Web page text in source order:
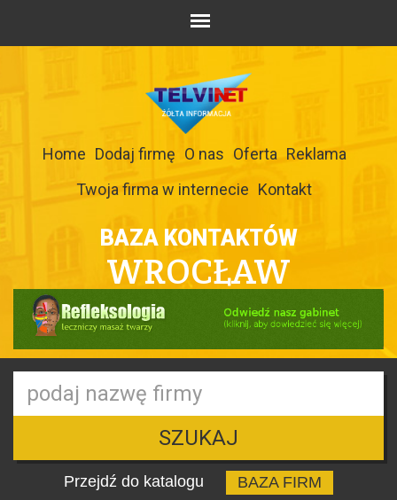
Home Dodaj firmę O nas Oferta Reklama
Twoja firma w internecie Kontakt
BAZA KONTAKTÓW
WROCŁAW
SZUKAJ
Przejdź do katalogu
BAZA FIRM